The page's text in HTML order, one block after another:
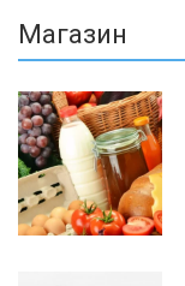
Магазин